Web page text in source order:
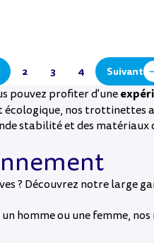
2 3 4 Suivant
pouvez profiter d'une
écologique, nos trottinettes
stabilité et des matériaux
? Découvrez notre large
homme ou une femme, nos